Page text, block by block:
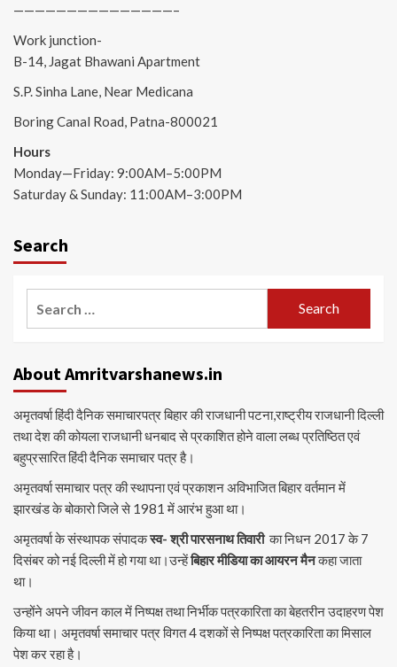
———————————————–
Work junction-
B-14, Jagat Bhawani Apartment
S.P. Sinha Lane, Near Medicana
Boring Canal Road, Patna-800021
Hours
Monday—Friday: 9:00AM–5:00PM
Saturday & Sunday: 11:00AM–3:00PM
Search
About Amritvarshanews.in
अमृतवर्षा हिंदी दैनिक समाचारपत्र बिहार की राजधानी पटना,राष्ट्रीय राजधानी दिल्ली
तथा देश की कोयला राजधानी धनबाद से प्रकाशित होने वाला लब्ध प्रतिष्ठित एवं
बहुप्रसारित हिंदी दैनिक समाचार पत्र है।
अमृतवर्षा समाचार पत्र की स्थापना एवं प्रकाशन अविभाजित बिहार वर्तमान में
झारखंड के बोकारो जिले से 1981 में आरंभ हुआ था।
अमृतवर्षा के संस्थापक संपादकस्व- श्री पारसनाथ तिवारीका निधन 2017 के 7
दिसंबर को नई दिल्ली में हो गया था।उन्हेंबिहार मीडिया का आयरन मैनकहा जाता
था।
उन्होंने अपने जीवन काल में निष्पक्ष तथा निर्भीक पत्रकारिता का बेहतरीन उदाहरण पेश
किया था। अमृतवर्षा समाचार पत्र विगत 4 दशकों से निष्पक्ष पत्रकारिता का मिसाल
पेश कर रहा है।